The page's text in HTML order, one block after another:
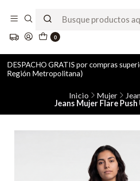
0
DESPACHO GRATIS por compras
Región Metropolitana)
Inicio Mujer
Jeans Mujer Flare Push